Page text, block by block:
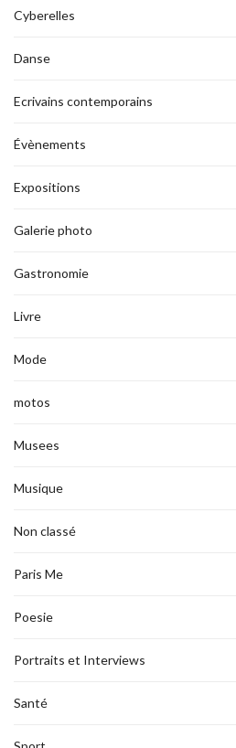
Cyberelles
Danse
Ecrivains contemporains
Évènements
Expositions
Galerie photo
Gastronomie
Livre
Mode
motos
Musees
Musique
Non classé
Paris Me
Poesie
Portraits et Interviews
Santé